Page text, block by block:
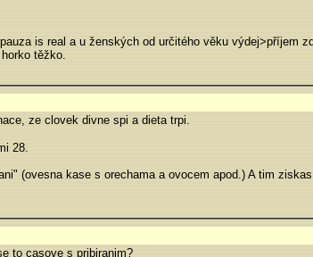
is real a u ženských od určitého věku výdej>příjem
těžko.
ze clovek divne spi a dieta trpi.
28.
(ovesna kase s orechama a ovocem apod.) A tim
to casove s pribiranim?